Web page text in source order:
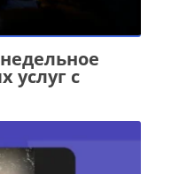
услуг с